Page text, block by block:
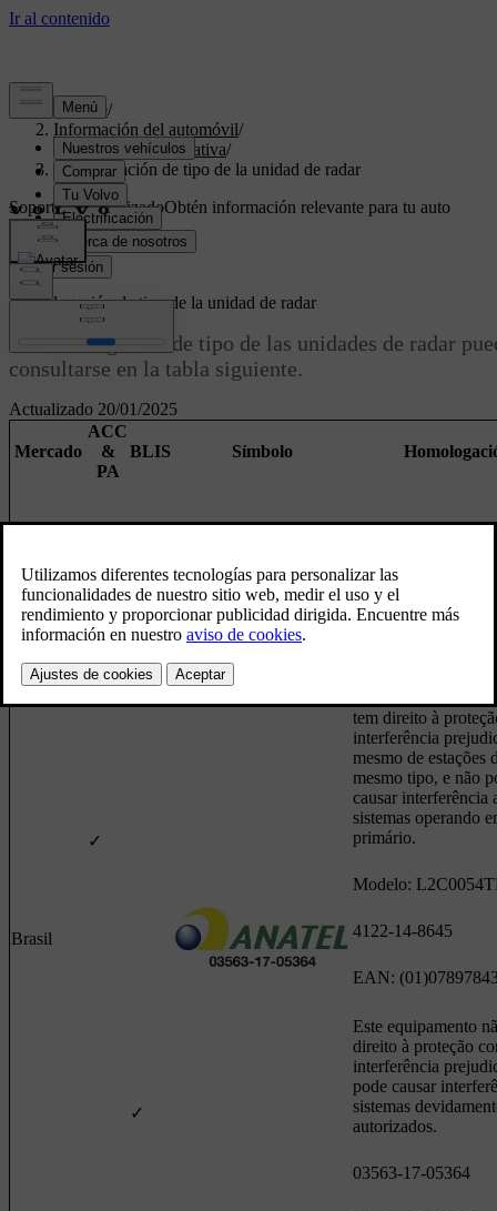
Soporte/
Información del automóvil/
Información normativa/
Homologación de tipo de la unidad de radar
Soporte personalizadoObtén información relevante para tu auto
específico.
Iniciar sesión
Actualizado 20/01/2025
Homologación de tipo de la unidad de radar
La homologación de tipo de las unidades de radar
consultarse en la tabla siguiente.
Mercado
ACC
&
PA
BLIS Símbolo
Botsuana ✓
Brasil
✓
tem direito à
interferência
mesmo de estações
mesmo tipo, e não
causar interferência
sistemas operando
primário.
Modelo:
4122-14-8645
EAN:
✓
Este equipamento
direito à proteção
interferência
pode causar
sistemas
autorizados.
03563-17-05364